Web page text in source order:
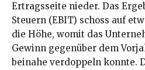
Ertragsseite nieder. Das
Steuern (EBIT) schoss auf
die Höhe, womit das
Gewinn gegenüber dem
beinahe verdoppeln konnte.